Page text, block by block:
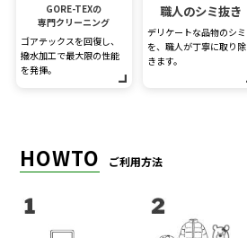
GORE-TEXの
専門クリーニング
ゴアテックスを回復し、
撥水加工で最大限の性能
を発揮。
職人のシミ抜き
デリケートな品物のシミ
を、職人が丁寧に取り除
きます。
HOWTO ご利用方法